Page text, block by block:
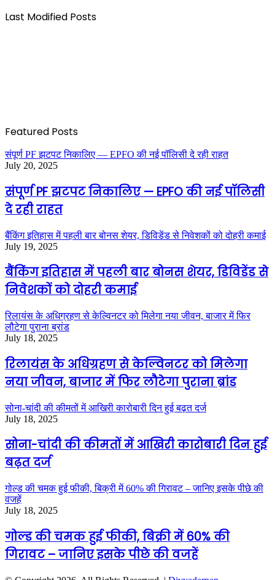
Last Modified Posts
Featured Posts
संपूर्ण PF झटपट निकालिए — EPFO की नई पॉलिसी दे रही राहत
July 20, 2025
संपूर्ण PF झटपट निकालिए — EPFO की नई पॉलिसी
दे रही राहत
बैंकिंग इतिहास में पहली बार बोनस शेयर, डिविडेंड से निवेशकों को दोहरी कमाई
July 19, 2025
बैंकिंग इतिहास में पहली बार बोनस शेयर, डिविडेंड से
निवेशकों को दोहरी कमाई
रिलायंस के अधिग्रहण से केल्विनटर को मिलेगा नया जीवन, बाजार में फिर
लौटेगा पुराना ब्रांड
July 18, 2025
रिलायंस के अधिग्रहण से केल्विनटर को मिलेगा
नया जीवन, बाजार में फिर लौटेगा पुराना ब्रांड
सोना-चांदी की कीमतों में आखिरी कारोबारी दिन हुई बढ़त दर्ज
July 18, 2025
सोना-चांदी की कीमतों में आखिरी कारोबारी दिन हुई
बढ़त दर्ज
गोल्ड की चमक हुई फीकी, बिक्री में 60% की गिरावट – जानिए इसके पीछे की
वजहें
July 18, 2025
गोल्ड की चमक हुई फीकी, बिक्री में 60% की
गिरावट – जानिए इसके पीछे की वजहें